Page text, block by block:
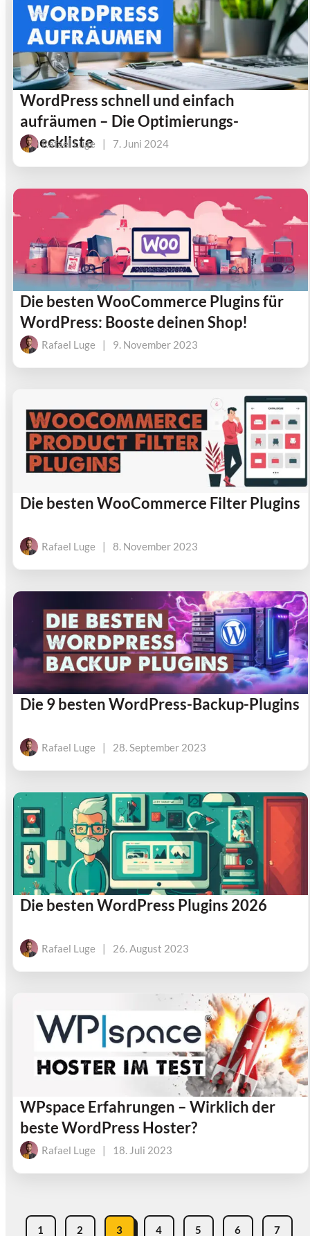
WordPress schnell und einfach
aufräumen – Die Optimierungs-
Checkliste
Rafael Luge | 7. Juni 2024
Die besten WooCommerce Plugins für
WordPress: Booste deinen Shop!
Rafael Luge | 9. November 2023
Die besten WooCommerce Filter Plugins
Rafael Luge | 8. November 2023
Die 9 besten WordPress-Backup-Plugins
Rafael Luge | 28. September 2023
Die besten WordPress Plugins 2026
Rafael Luge 26. August 2023
WPspace Erfahrungen – Wirklich der
beste WordPress Hoster?
Rafael Luge | 18. Juli 2023
1 2 3 4 5 6 7